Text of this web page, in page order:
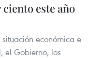
este año
económica e
el Gobierno, los